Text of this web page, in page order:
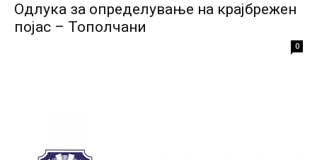
Одлука за определување на крајбрежен
појас – Тополчани
0